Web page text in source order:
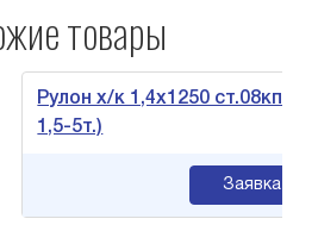
товары
Рулон х/к 1,4х1250 ст.08кп
1,5-5т.)
Заявка